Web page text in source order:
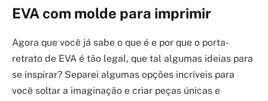
EVA com molde para imprimir
Agora que você já sabe o que é e por que o porta-
retrato de EVA é tão legal, que tal algumas ideias para
se inspirar? Separei algumas opções incríveis para
você soltar a imaginação e criar peças únicas e